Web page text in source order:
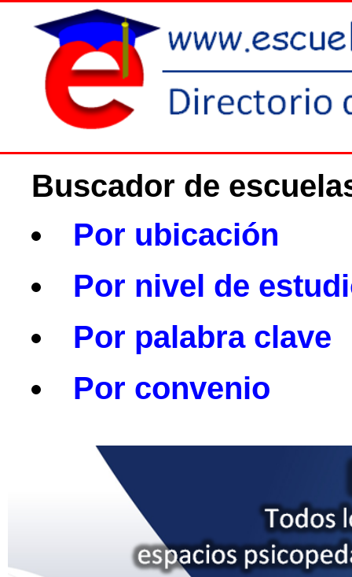
Buscador de
Por ubicación
Por nivel de
Por palabra clave
Por convenio